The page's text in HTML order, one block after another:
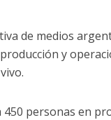
de medios
y
personas en